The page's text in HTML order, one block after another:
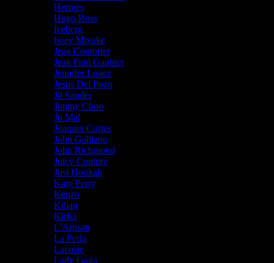
Hermes
Hugo Boss
Iceberg
Issey Miyake
Jean Couturier
Jean Paul Gaultier
Jennifer Lopez
Jesus Del Pozo
Jil Sander
Jimmy Choo
Jo Mal
Joaquin Cortes
John Galliano
John Richmond
Juicy Couture
Just Hookah
Katy Perry
Kenzo
Kilian
KirKi
L'Artisan
La Perla
Lacoste
Lady Gaga